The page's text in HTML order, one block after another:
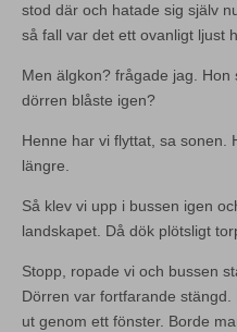
stod där och hatade sig själv
så fall var det ett ovanligt ljust
Men älgkon? frågade jag.
dörren blåste igen?
Henne har vi flyttat, sa sonen.
längre.
Så klev vi upp i bussen igen
landskapet. Då dök plötsligt
Stopp, ropade vi och bussen
Dörren var fortfarande
ut genom ett fönster. Borde